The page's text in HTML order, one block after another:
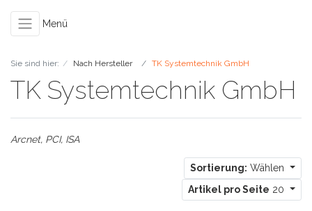
Menü
Sie sind hier: Nach Hersteller TK Systemtechnik GmbH
TK Systemtechnik GmbH
Arcnet, PCI, ISA
Sortierung: Wählen
Artikel pro Seite 20